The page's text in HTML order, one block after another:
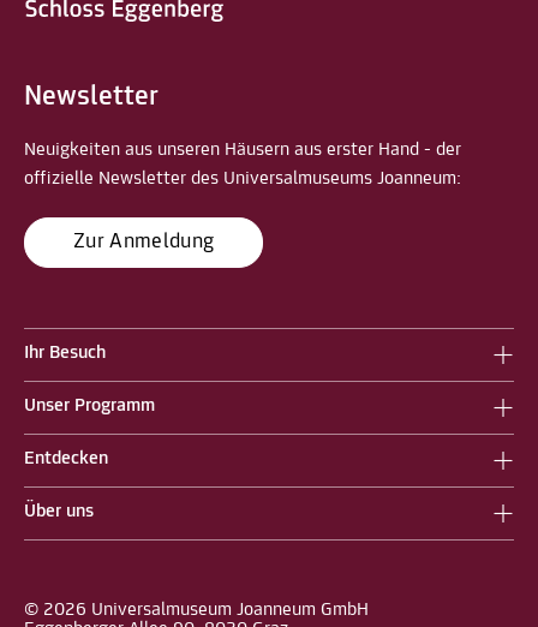
Newsletter
Neuigkeiten aus unseren Häusern aus erster Hand - der
offizielle Newsletter des Universalmuseums Joanneum:
Zur Anmeldung
Ihr Besuch
Unser Programm
Entdecken
Über uns
© 2026 Universalmuseum Joanneum GmbH